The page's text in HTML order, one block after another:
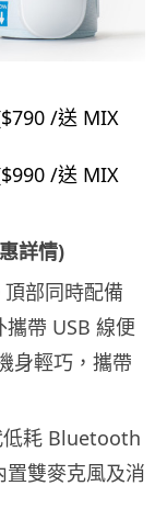
/送 MIX
/送 MIX
詳情)
部同時配備
帶 USB 線便
身輕巧，攜帶
低耗 Bluetooth
置雙麥克風及消